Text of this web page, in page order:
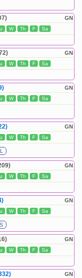
GN
W Th F Sa
GN
W Th F Sa
GN
W Th F Sa
GN
W Th F Sa
GN
W Th F Sa
GN
W Th F Sa
GN
W Th F Sa
GN